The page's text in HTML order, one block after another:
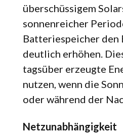
überschüssigem
sonnenreicher
Batteriespeicher den
deutlich erhöhen.
tagsüber erzeugte
nutzen, wenn die
oder während der
Netzunabhängigkeit